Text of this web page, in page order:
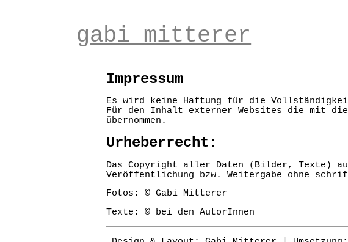
gabi mitterer
Impressum
Es wird keine Haftung für die
Für den Inhalt externer Websites die mit
übernommen.
Urheberrecht:
Das Copyright aller Daten (Bilder, Texte)
Veröffentlichung bzw. Weitergabe ohne
Fotos: ©Gabi Mitterer
Texte: ©bei den AutorInnen